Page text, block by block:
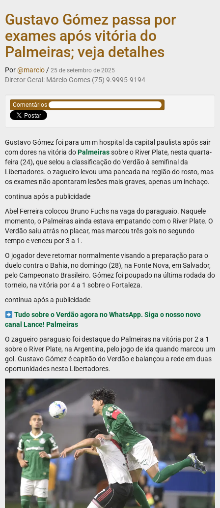
Gustavo Gómez passa por
exames após vitória do
Palmeiras; veja detalhes
Por@marcio / 25 de setembro de 2025
Diretor Geral: Márcio Gomes (75) 9.9995-9194
Comentários
Gustavo Gómez foi para um m hospital da capital paulista após sair
com dores na vitória doPalmeirassobre o River Plate, nesta quarta-
feira (24), que selou a classificação do Verdão à semifinal da
Libertadores. o zagueiro levou uma pancada na região do rosto, mas
os exames não apontaram lesões mais graves, apenas um inchaço.
continua após a publicidade
Abel Ferreira colocou Bruno Fuchs na vaga do paraguaio. Naquele
momento, o Palmeiras ainda estava empatando com o River Plate. O
Verdão saiu atrás no placar, mas marcou três gols no segundo
tempo e venceu por 3 a 1.
O jogador deve retornar normalmente visando a preparação para o
duelo contra o Bahia, no domingo (28), na Fonte Nova, em Salvador,
pelo Campeonato Brasileiro. Gómez foi poupado na última rodada do
torneio, na vitória por 4 a 1 sobre o Fortaleza.
continua após a publicidade
Tudo sobre o Verdão agora no WhatsApp. Siga o nosso novo
canal Lance! Palmeiras
O zagueiro paraguaio foi destaque do Palmeiras na vitória por 2 a 1
sobre o River Plate, na Argentina, pelo jogo de ida quando marcou um
gol. Gustavo Gómez é capitão do Verdão e balançou a rede em duas
oportunidades nesta Libertadores.